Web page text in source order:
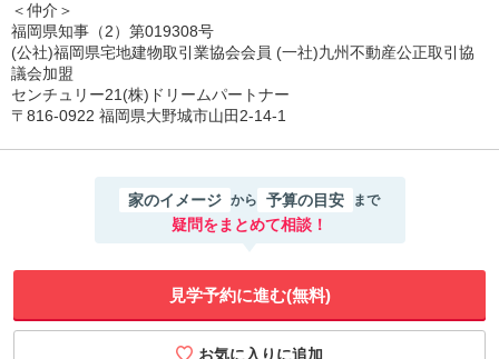
＜仲介＞
福岡県知事（2）第019308号
(公社)福岡県宅地建物取引業協会会員 (一社)九州不動産公正取引協
議会加盟
センチュリー21(株)ドリームパートナー
〒816-0922 福岡県大野城市山田2-14-1
家のイメージ から 予算の目安 まで
疑問をまとめて相談！
見学予約に進む(無料)